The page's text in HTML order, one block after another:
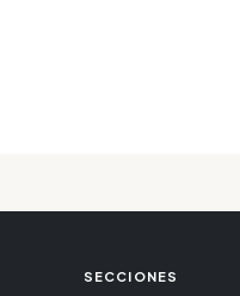
SECCIONES